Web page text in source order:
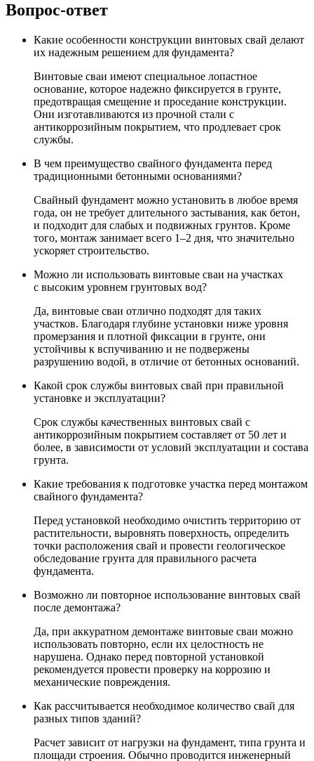
Вопрос-ответ
Какие особенности конструкции винтовых свай делают
их надежным решением для фундамента?
Винтовые сваи имеют специальное лопастное
основание, которое надежно фиксируется в грунте,
предотвращая смещение и проседание конструкции.
Они изготавливаются из прочной стали с
антикоррозийным покрытием, что продлевает срок
службы.
В чем преимущество свайного фундамента перед
традиционными бетонными основаниями?
Свайный фундамент можно установить в любое время
года, он не требует длительного застывания, как бетон,
и подходит для слабых и подвижных грунтов. Кроме
того, монтаж занимает всего 1–2 дня, что значительно
ускоряет строительство.
Можно ли использовать винтовые сваи на участках
с высоким уровнем грунтовых вод?
Да, винтовые сваи отлично подходят для таких
участков. Благодаря глубине установки ниже уровня
промерзания и плотной фиксации в грунте, они
устойчивы к вспучиванию и не подвержены
разрушению водой, в отличие от бетонных оснований.
Какой срок службы винтовых свай при правильной
установке и эксплуатации?
Срок службы качественных винтовых свай с
антикоррозийным покрытием составляет от 50 лет и
более, в зависимости от условий эксплуатации и состава
грунта.
Какие требования к подготовке участка перед монтажом
свайного фундамента?
Перед установкой необходимо очистить территорию от
растительности, выровнять поверхность, определить
точки расположения свай и провести геологическое
обследование грунта для правильного расчета
фундамента.
Возможно ли повторное использование винтовых свай
после демонтажа?
Да, при аккуратном демонтаже винтовые сваи можно
использовать повторно, если их целостность не
нарушена. Однако перед повторной установкой
рекомендуется провести проверку на коррозию и
механические повреждения.
Как рассчитывается необходимое количество свай для
разных типов зданий?
Расчет зависит от нагрузки на фундамент, типа грунта и
площади строения. Обычно проводится инженерный